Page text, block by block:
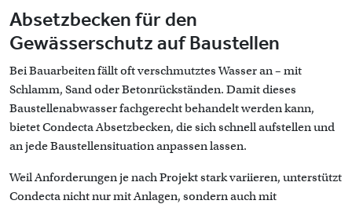
Absetzbecken für den
Gewässerschutz auf Baustellen
Bei Bauarbeiten fällt oft verschmutztes Wasser an – mit
Schlamm, Sand oder Betonrückständen. Damit dieses
Baustellenabwasser fachgerecht behandelt werden kann,
bietet Condecta Absetzbecken, die sich schnell aufstellen und
an jede Baustellensituation anpassen lassen.
Weil Anforderungen je nach Projekt stark variieren, unterstützt
Condecta nicht nur mit Anlagen, sondern auch mit